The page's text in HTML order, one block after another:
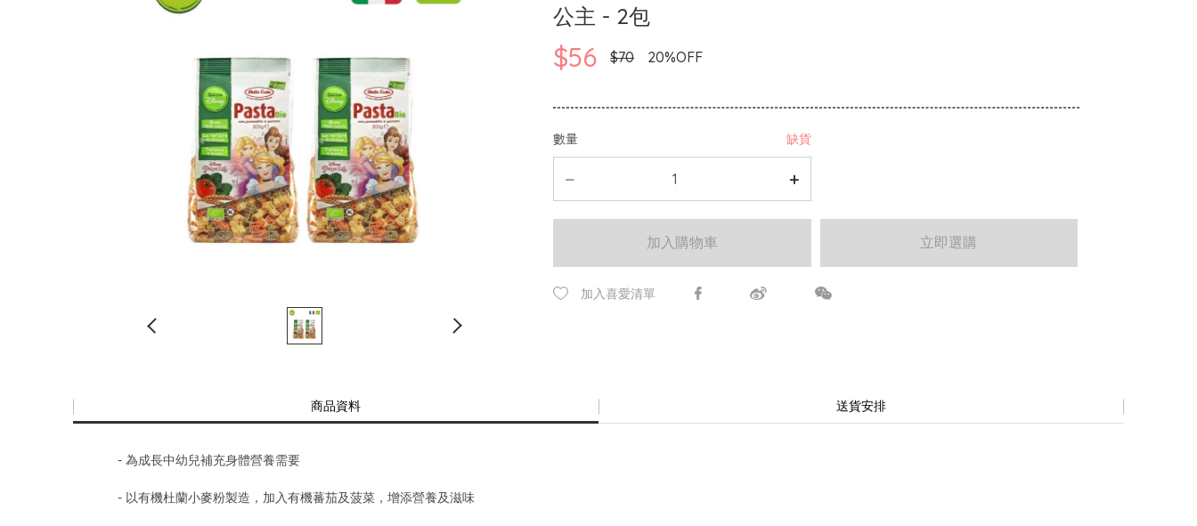
公主 - 2包
$56 $70 20%OFF
數量 缺貨
加入購物車 立即選購
加入喜愛清單
商品資料 送貨安排
- 為成長中幼兒補充身體營養需要
- 以有機杜蘭小麥粉製造，加入有機蕃茄及菠菜，增添營養及滋味